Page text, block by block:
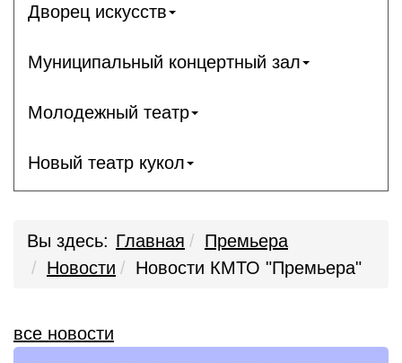
Дворец искусств
Муниципальный концертный зал
Молодежный театр
Новый театр кукол
Вы здесь: Главная
Премьера
Новости
Новости КМТО "Премьера"
все новости